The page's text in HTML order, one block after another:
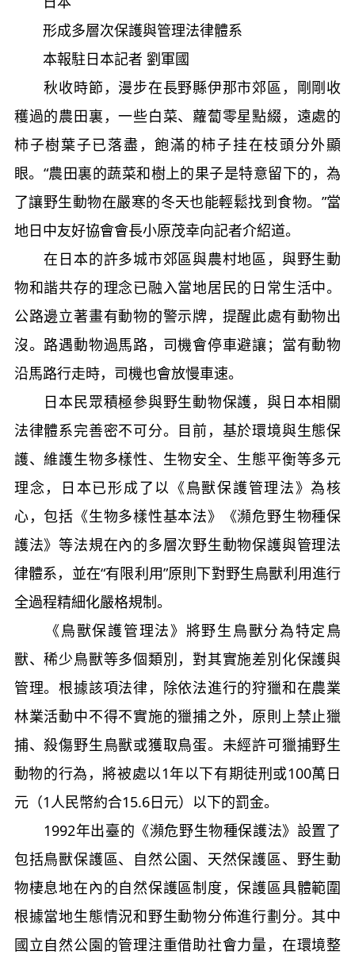
形成多層次保護與管理法律體系
本報駐日本記者 劉軍國
秋收時節，漫步在長野縣伊那市郊區，剛剛收
穫過的農田裏，一些白菜、蘿蔔零星點綴，遠處的
柿子樹葉子已落盡，飽滿的柿子挂在枝頭分外顯
眼。“農田裏的蔬菜和樹上的果子是特意留下的，為
了讓野生動物在嚴寒的冬天也能輕鬆找到食物。”當
地日中友好協會會長小原茂幸向記者介紹道。
在日本的許多城市郊區與農村地區，與野生動
物和諧共存的理念已融入當地居民的日常生活中。
公路邊立著畫有動物的警示牌，提醒此處有動物出
沒。路遇動物過馬路，司機會停車避讓；當有動物
沿馬路行走時，司機也會放慢車速。
日本民眾積極參與野生動物保護，與日本相關
法律體系完善密不可分。目前，基於環境與生態保
護、維護生物多樣性、生物安全、生態平衡等多元
理念，日本已形成了以《鳥獸保護管理法》為核
心，包括《生物多樣性基本法》《瀕危野生物種保
護法》等法規在內的多層次野生動物保護與管理法
律體系，並在“有限利用”原則下對野生鳥獸利用進行
全過程精細化嚴格規制。
《鳥獸保護管理法》將野生鳥獸分為特定鳥
獸、稀少鳥獸等多個類別，對其實施差別化保護與
管理。根據該項法律，除依法進行的狩獵和在農業
林業活動中不得不實施的獵捕之外，原則上禁止獵
捕、殺傷野生鳥獸或獲取鳥蛋。未經許可獵捕野生
動物的行為，將被處以1年以下有期徒刑或100萬日
元（1人民幣約合15.6日元）以下的罰金。
1992年出臺的《瀕危野生物種保護法》設置了
包括鳥獸保護區、自然公園、天然保護區、野生動
物棲息地在內的自然保護區制度，保護區具體範圍
根據當地生態情況和野生動物分佈進行劃分。其中
國立自然公園的管理注重借助社會力量，在環境整